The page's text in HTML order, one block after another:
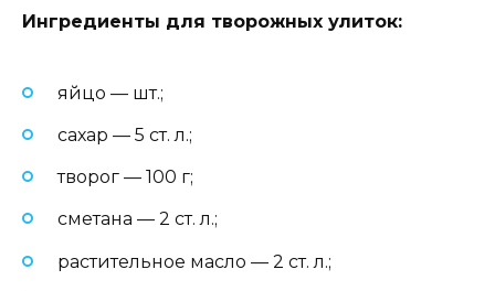
Ингредиенты для творожных улиток:
яйцо — шт.;
сахар — 5 ст. л.;
творог — 100 г;
сметана — 2 ст. л.;
растительное масло — 2 ст. л.;